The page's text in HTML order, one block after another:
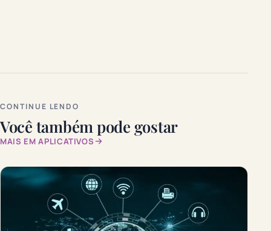
CONTINUE LENDO
Você também pode gostar
MAIS EM APLICATIVOS